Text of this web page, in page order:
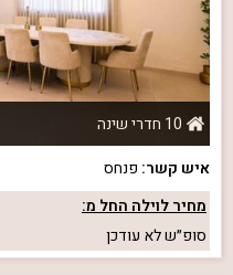
10 חדרי שינה
איש קשר: פנחס
מחיר לוילה החל מ:
סופ״שלא עודכן